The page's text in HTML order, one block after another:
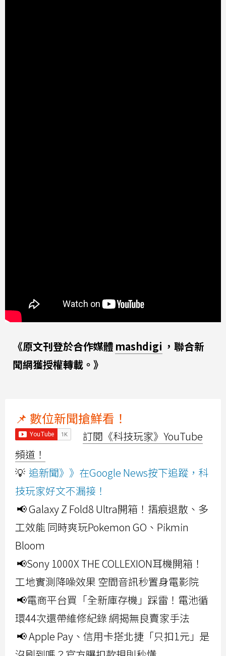
《原文刊登於合作媒體 mashdigi ，聯合新
聞網獲授權轉載。》
📌 數位新聞搶鮮看！
訂閱《科技玩家》YouTube
頻道！
💡 追新聞》》在Google News按下追蹤，科
技玩家好文不漏接！
📢 Galaxy Z Fold8 Ultra開箱！摺痕退散、多
工效能 同時爽玩Pokemon GO、Pikmin
Bloom
📢Sony 1000X THE COLLEXION耳機開箱！
工地實測降噪效果 空間音訊秒置身電影院
📢電商平台買「全新庫存機」踩雷！電池循
環44次還帶維修紀錄 網揭無良賣家手法
📢 Apple Pay、信用卡搭北捷「只扣1元」是